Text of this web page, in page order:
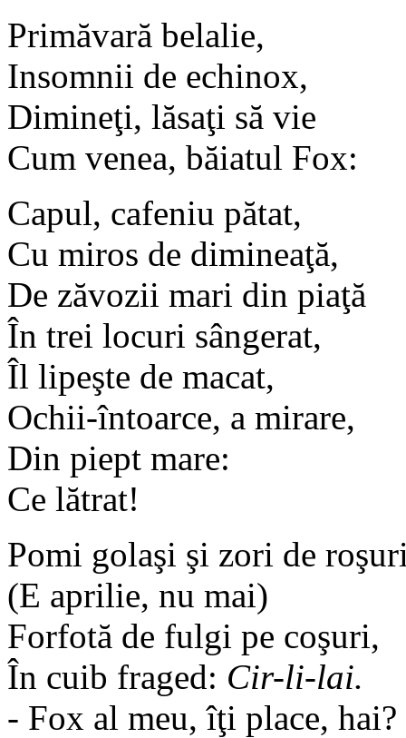
Primăvară belalie,
Insomnii de echinox,
Dimineţi, lăsaţi să vie
Cum venea, băiatul Fox:
Capul, cafeniu pătat,
Cu miros de dimineaţă,
De zăvozii mari din piaţă
În trei locuri sângerat,
Îl lipeşte de macat,
Ochii-întoarce, a mirare,
Din piept mare:
Ce lătrat!
Pomi golaşi şi zori de
(E aprilie, nu mai)
Forfotă de fulgi pe coşuri,
În cuib fraged: Cir-li-lai.
- Fox al meu, îţi place, hai?